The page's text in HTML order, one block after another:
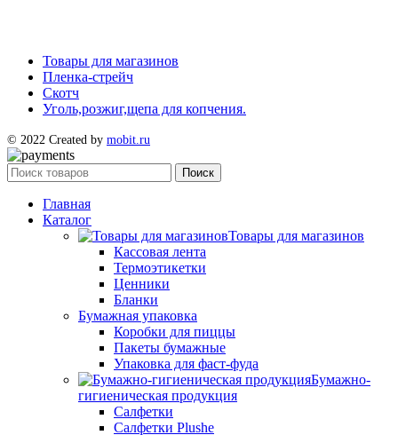
Товары для магазинов
Пленка-стрейч
Скотч
Уголь,розжиг,щепа для копчения.
© 2022 Created by mobit.ru
Поиск
Главная
Каталог
Товары для магазинов
Кассовая лента
Термоэтикетки
Ценники
Бланки
Бумажная упаковка
Коробки для пиццы
Пакеты бумажные
Упаковка для фаст-фуда
Бумажно-
гигиеническая продукция
Салфетки
Салфетки Plushe